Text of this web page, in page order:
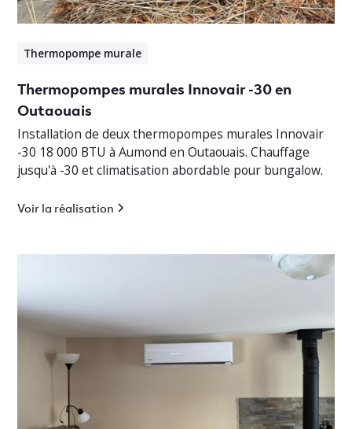
Thermopompe murale
Thermopompes murales Innovair -30 en
Outaouais
Installation de deux thermopompes murales Innovair
-30 18 000 BTU à Aumond en Outaouais. Chauffage
jusqu'à -30 et climatisation abordable pour bungalow.
Voir la réalisation